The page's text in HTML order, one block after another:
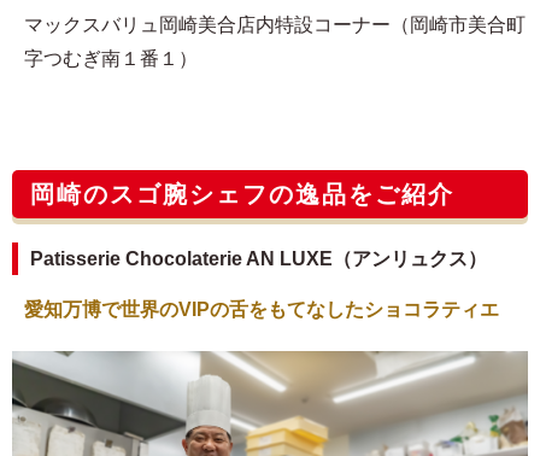
マックスバリュ岡崎美合店内特設コーナー（岡崎市美合町
字つむぎ南１番１）
岡崎のスゴ腕シェフの逸品をご紹介
Patisserie Chocolaterie AN LUXE（アンリュクス）
愛知万博で世界のVIPの舌をもてなしたショコラティエ